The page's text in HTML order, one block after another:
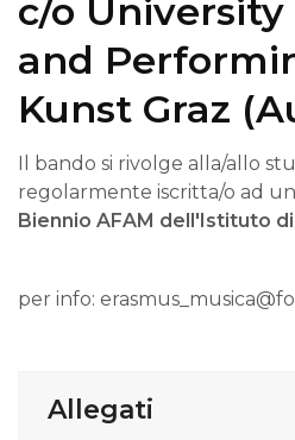
c/o University
and
Kunst Graz
Il bando si rivolge alla/allo
regolarmente iscritta/o ad
Biennio AFAM dell'Istituto
per info:
Allegati